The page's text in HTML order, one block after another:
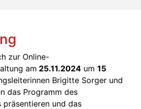
zur Online-
am 25.11.2024 um 15
Brigitte Sorger und
das Programm des
präsentieren und das